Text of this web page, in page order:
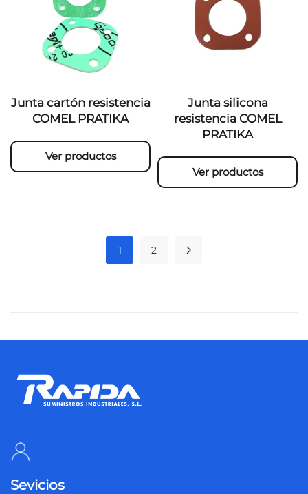
Junta cartón resistencia
COMEL PRATIKA
Ver productos
Junta silicona
resistencia COMEL
PRATIKA
Ver productos
1 2
Sevicios